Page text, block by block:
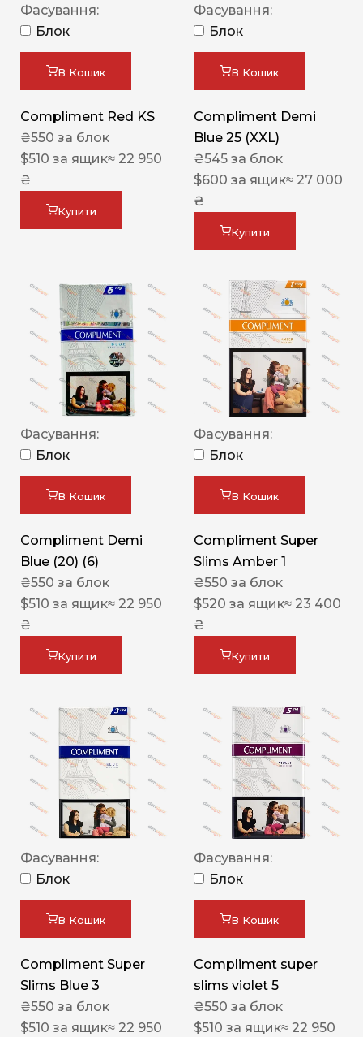
Фасування:
Блок
В Кошик
Compliment Red KS
₴550 за блок
$510 за ящик≈ 22 950
₴
Купити
Фасування:
Блок
В Кошик
Compliment Demi
Blue 25 (XXL)
₴545 за блок
$600 за ящик≈ 27 000
₴
Купити
Фасування:
Блок
В Кошик
Compliment Demi
Blue (20) (6)
₴550 за блок
$510 за ящик≈ 22 950
₴
Купити
Фасування:
Блок
В Кошик
Compliment Super
Slims Amber 1
₴550 за блок
$520 за ящик≈ 23 400
₴
Купити
Фасування:
Блок
В Кошик
Compliment Super
Slims Blue 3
₴550 за блок
$510 за ящик≈ 22 950
Фасування:
Блок
В Кошик
Compliment super
slims violet 5
₴550 за блок
$510 за ящик≈ 22 950